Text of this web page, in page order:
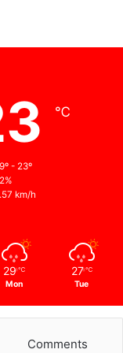
℃
- 23º
km/h
29 ℃
Mon
27 ℃
Tue
Comments